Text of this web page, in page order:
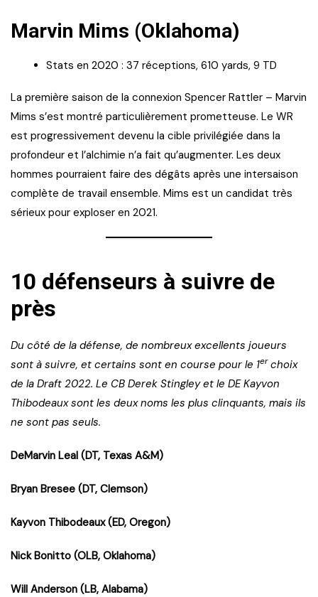
Marvin Mims (Oklahoma)
Stats en 2020 : 37 réceptions, 610 yards, 9 TD
La première saison de la connexion Spencer Rattler – Marvin
Mims s’est montré particulièrement prometteuse. Le WR
est progressivement devenu la cible privilégiée dans la
profondeur et l’alchimie n’a fait qu’augmenter. Les deux
hommes pourraient faire des dégâts après une intersaison
complète de travail ensemble. Mims est un candidat très
sérieux pour exploser en 2021.
10 défenseurs à suivre de
près
Du côté de la défense, de nombreux excellents joueurs
sont à suivre, et certains sont en course pour le 1erchoix
de la Draft 2022. Le CB Derek Stingley et le DE Kayvon
Thibodeaux sont les deux noms les plus clinquants, mais ils
ne sont pas seuls.
DeMarvin Leal (DT, Texas A&M)
Bryan Bresee (DT, Clemson)
Kayvon Thibodeaux (ED, Oregon)
Nick Bonitto (OLB, Oklahoma)
Will Anderson (LB, Alabama)